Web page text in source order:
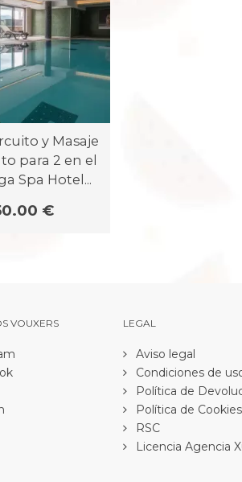
y Masaje
para 2 en el
Spa Hotel...
€
VOUXERS LEGAL
Aviso legal
Condiciones de
Política de
Política de Cookies
RSC
Licencia Agencia